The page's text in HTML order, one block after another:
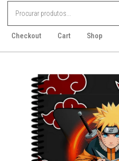
Checkout Cart Shop